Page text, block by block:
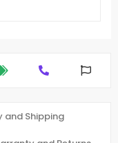
and Shipping